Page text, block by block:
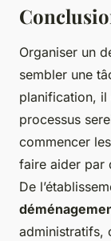
Organiser un
sembler une
planification,
processus
commencer
faire aider par
De
administratifs,